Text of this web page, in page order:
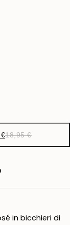
18,95 €
in bicchieri di